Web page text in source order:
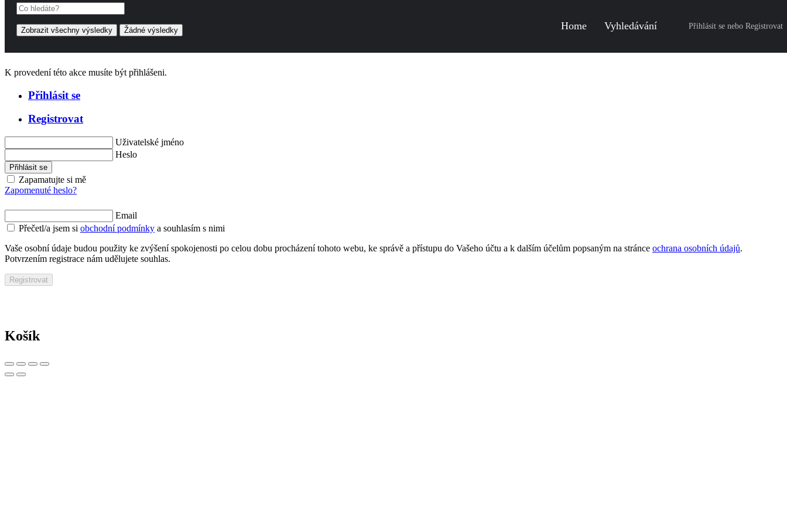
Zobrazit všechny výsledky Žádné výsledky Home Vyhledávání Přihlásit se nebo Registrovat
K provedení této akce musíte být přihlášeni.
Přihlásit se
Registrovat
Uživatelské jméno
Heslo
Přihlásit se
Zapamatujte si mě
Zapomenuté heslo?
Email
Přečetl/a jsem si obchodní podmínky a souhlasím s nimi
Vaše osobní údaje budou použity ke zvýšení spokojenosti po celou dobu procházení tohoto webu, ke správě a přístupu do Vašeho účtu a k dalším účelům popsaným na stránce ochrana osobních údajů.
Potvrzením registrace nám udělujete souhlas.
Registrovat
Košík